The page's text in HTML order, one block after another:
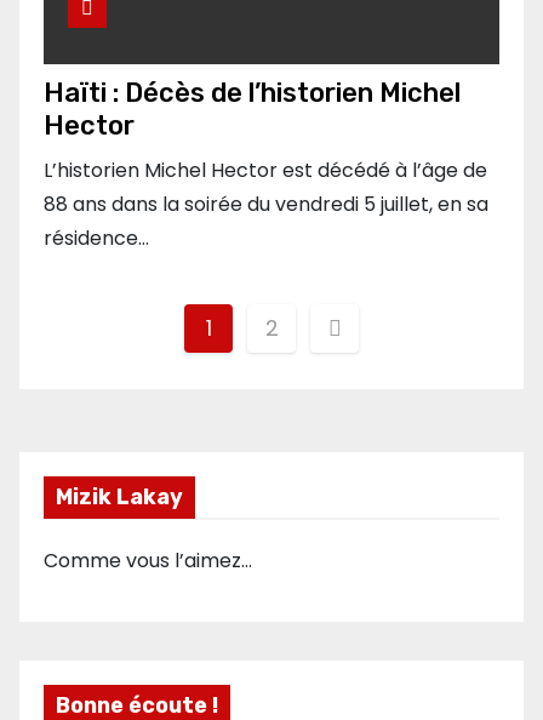
Haïti : Décès de l’historien Michel
Hector
L’historien Michel Hector est décédé à l’âge de
88 ans dans la soirée du vendredi 5 juillet, en sa
résidence…
Pagination
1 2
Mizik Lakay
Comme vous l’aimez…
Bonne écoute !